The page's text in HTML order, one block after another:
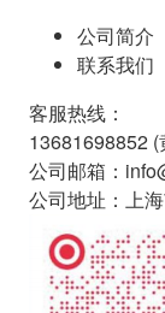
公司简介
联系我们
客服热线 ：
13681698852 (
公司邮箱 ：
公司地址 ： 上